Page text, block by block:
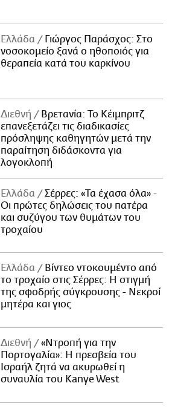
Ελλάδα
Γιώργος Παράσχος: Στο
νοσοκομείο ξανά ο ηθοποιός για
θεραπεία κατά του καρκίνου
Διεθνή
Βρετανία: Το Κέιμπριτζ
επανεξετάζει τις διαδικασίες
πρόσληψης καθηγητών μετά την
παραίτηση διδάσκοντα για
λογοκλοπή
Ελλάδα
Σέρρες: «Τα έχασα όλα» -
Οι πρώτες δηλώσεις του πατέρα
και συζύγου των θυμάτων του
τροχαίου
Ελλάδα
Βίντεο ντοκουμέντο από
το τροχαίο στις Σέρρες: Η στιγμή
της σφοδρής σύγκρουσης - Νεκροί
μητέρα και γιος
Διεθνή
«Ντροπή για την
Πορτογαλία»: Η πρεσβεία του
Ισραήλ ζητά να ακυρωθεί η
συναυλία του Kanye West